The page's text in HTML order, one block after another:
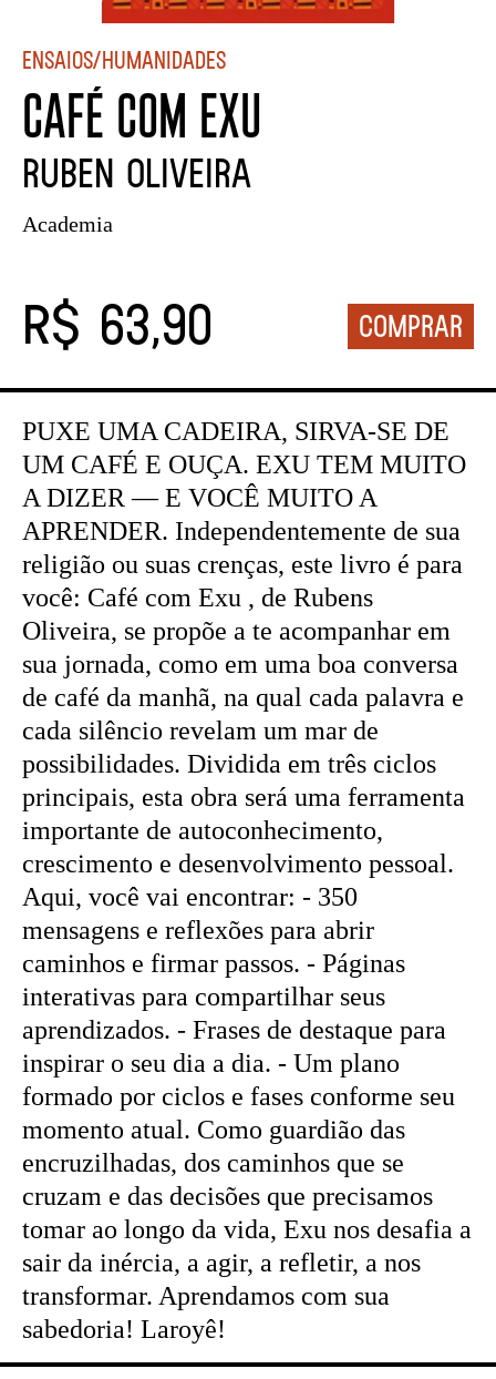
Ensaios/Humanidades
CAFÉ COM EXU
Ruben Oliveira
Academia
R$ 63,90
PUXE UMA CADEIRA, SIRVA-SE DE
UM CAFÉ E OUÇA. EXU TEM MUITO
A DIZER — E VOCÊ MUITO A
APRENDER. Independentemente de sua
religião ou suas crenças, este livro é para
você: Café com Exu , de Rubens
Oliveira, se propõe a te acompanhar em
sua jornada, como em uma boa conversa
de café da manhã, na qual cada palavra e
cada silêncio revelam um mar de
possibilidades. Dividida em três ciclos
principais, esta obra será uma ferramenta
importante de autoconhecimento,
crescimento e desenvolvimento pessoal.
Aqui, você vai encontrar: - 350
mensagens e reflexões para abrir
caminhos e firmar passos. - Páginas
interativas para compartilhar seus
aprendizados. - Frases de destaque para
inspirar o seu dia a dia. - Um plano
formado por ciclos e fases conforme seu
momento atual. Como guardião das
encruzilhadas, dos caminhos que se
cruzam e das decisões que precisamos
tomar ao longo da vida, Exu nos desafia a
sair da inércia, a agir, a refletir, a nos
transformar. Aprendamos com sua
sabedoria! Laroyê!